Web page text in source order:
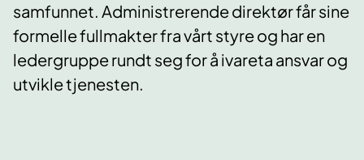
samfunnet. Administrerende direktør får sine
formelle fullmakter fra vårt styre og har en
ledergruppe rundt seg for å ivareta ansvar og
utvikle tjenesten.